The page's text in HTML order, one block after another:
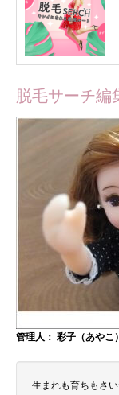
脱毛サーチ編
管理人： 彩子（あやこ）
生まれも育ちもさい